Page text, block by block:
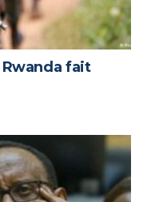
Rwanda fait